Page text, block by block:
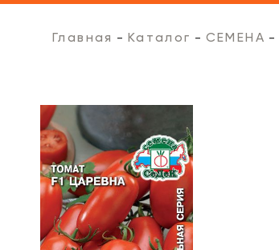
Главная Каталог СЕМЕНА